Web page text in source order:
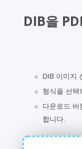
DIB을
DIB 이미지
형식을 선택
다운로드 버
합니다.